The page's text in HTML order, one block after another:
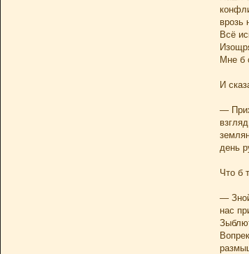
врозь
Всё
Мне б
И
—
день
Что б
—
нас